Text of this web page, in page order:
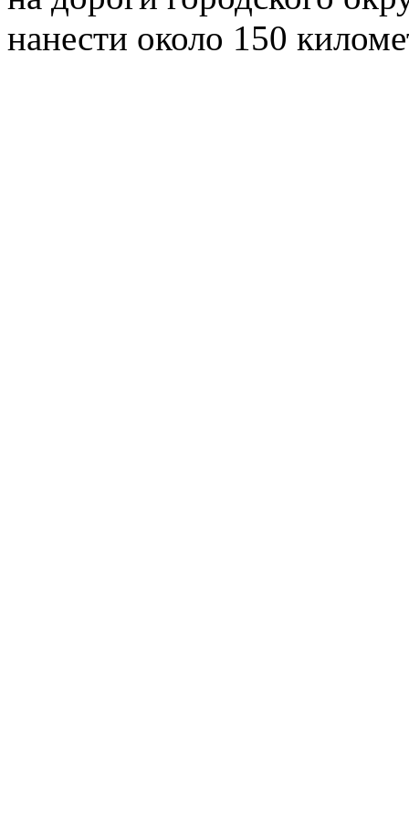
нанести около 150